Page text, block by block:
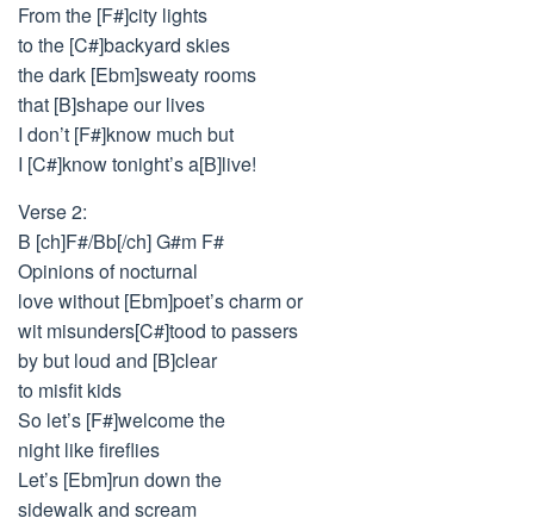
From the [F#]city lights
to the [C#]backyard skies
the dark [Ebm]sweaty rooms
that [B]shape our lives
I don’t [F#]know much but
I [C#]know tonight’s a[B]live!
Verse 2:
B [ch]F#/Bb[/ch] G#m F#
Opinions of nocturnal
love without [Ebm]poet’s charm or
wit misunders[C#]tood to passers
by but loud and [B]clear
to misfit kids
So let’s [F#]welcome the
night like fireflies
Let’s [Ebm]run down the
sidewalk and scream